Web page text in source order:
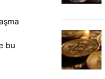
bu